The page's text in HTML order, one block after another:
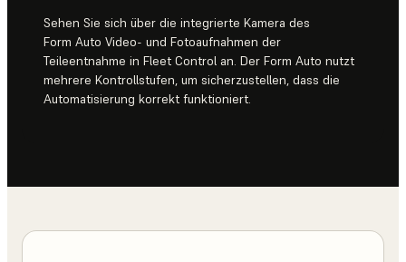
Sehen Sie sich über die integrierte Kamera des
Form Auto Video- und Fotoaufnahmen der
Teileentnahme in Fleet Control an. Der Form Auto nutzt
mehrere Kontrollstufen, um sicherzustellen, dass die
Automatisierung korrekt funktioniert.